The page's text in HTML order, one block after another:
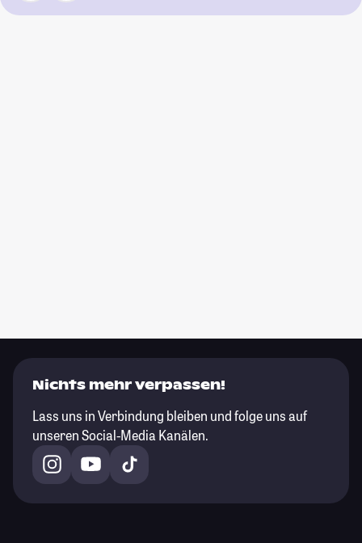
Nichts mehr verpassen!
Lass uns in Verbindung bleiben und folge uns auf
unseren Social-Media Kanälen.